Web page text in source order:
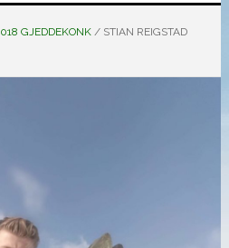
GJEDDEKONK /STIAN REIGSTAD